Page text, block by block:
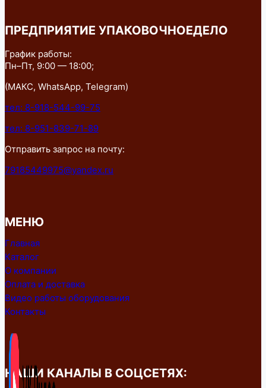
ПРЕДПРИЯТИЕ УПАКОВОЧНОЕДЕЛО
График работы:
Пн–Пт, 9:00 — 18:00;
(МАКС, WhatsApp, Telegram)
тел: 8-918-544-99-75
тел: 8-951-839-71-89
Отправить запрос на почту:
79185449975@yandex.ru
МЕНЮ
Главная
Каталог
О компании
Оплата и доставка
Видео работы оборудования
Контакты
НАШИ КАНАЛЫ В СОЦСЕТЯХ: